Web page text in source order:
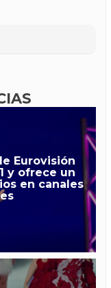
Eurovisión
y ofrece un
en canales